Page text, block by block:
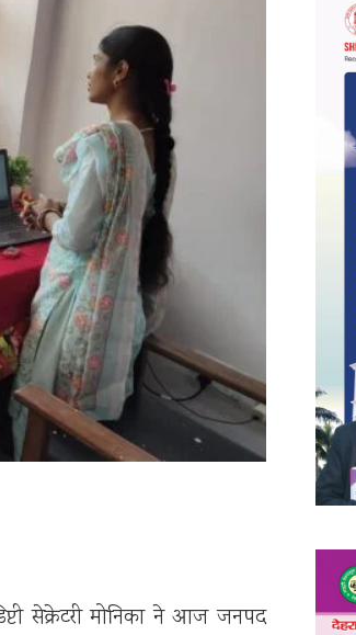
सेक्रेटरी मोनिका ने आज जनपद